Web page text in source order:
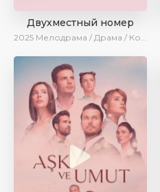
Двухместный номер
2025 Мелодрама / Драма / Комедия / Новинки / Сериалы 2025